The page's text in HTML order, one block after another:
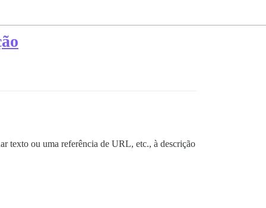
texto ou uma referência de URL, etc., à descrição